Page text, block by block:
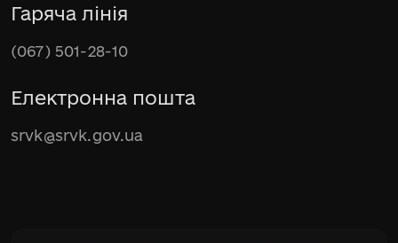
Гаряча лінія
(067) 501-28-10
Електронна пошта
srvk@srvk.gov.ua